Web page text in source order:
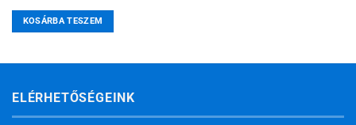
KOSÁRBA TESZEM
ELÉRHETŐSÉGEINK